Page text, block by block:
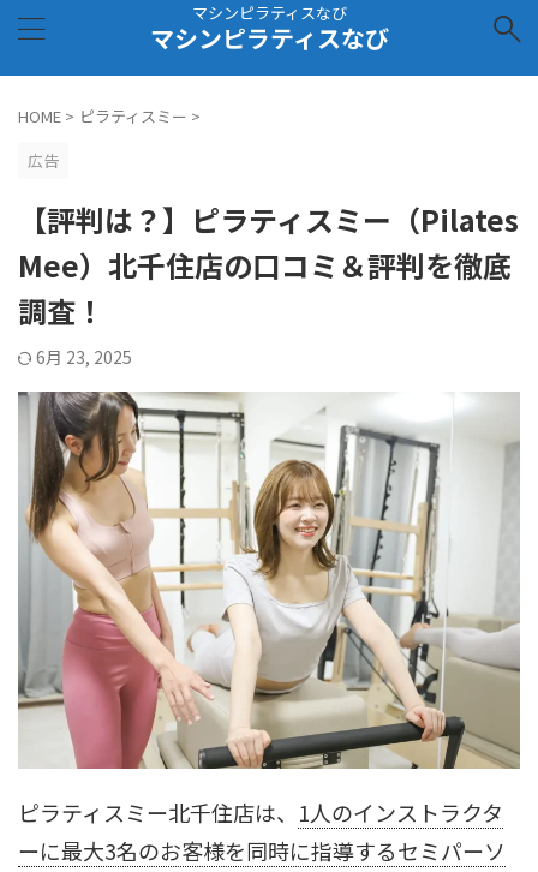
マシンピラティスなび
マシンピラティスなび
HOME > ピラティスミー >
広告
【評判は？】ピラティスミー（Pilates
Mee）北千住店の口コミ＆評判を徹底
調査！
6月 23, 2025
ピラティスミー北千住店は、 1人のインストラクタ
ーに最大3名のお客様を同時に指導するセミパーソ